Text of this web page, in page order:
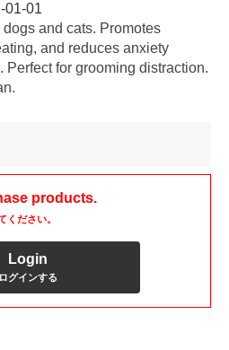
01-01
and cats. Promotes
and reduces anxiety
for grooming distraction.
products.
ください。
Login
ログインする